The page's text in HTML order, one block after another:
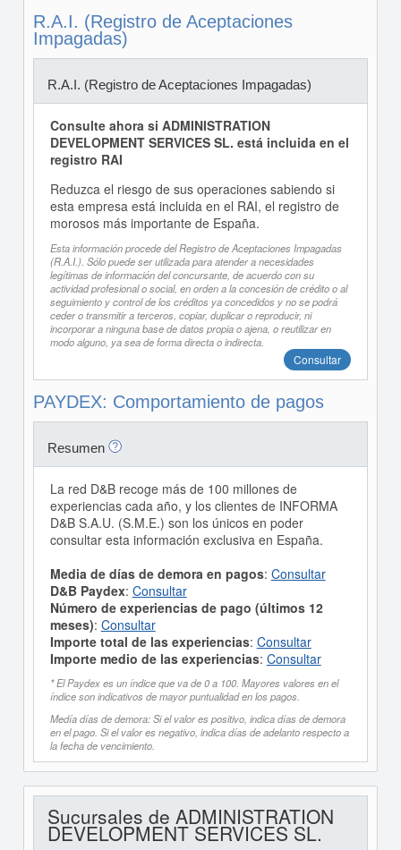
R.A.I. (Registro de Aceptaciones
Impagadas)
R.A.I. (Registro de Aceptaciones Impagadas)
Consulte ahora si ADMINISTRATION
DEVELOPMENT SERVICES SL. está incluida en el
registro RAI
Reduzca el riesgo de sus operaciones sabiendo si
esta empresa está incluida en el RAI, el registro de
morosos más importante de España.
Esta información procede del Registro de Aceptaciones Impagadas
(R.A.I.). Sólo puede ser utilizada para atender a necesidades
legítimas de información del concursante, de acuerdo con su
actividad profesional o social, en orden a la concesión de crédito o al
seguimiento y control de los créditos ya concedidos y no se podrá
ceder o transmitir a terceros, copiar, duplicar o reproducir, ni
incorporar a ninguna base de datos propia o ajena, o reutilizar en
modo alguno, ya sea de forma directa o indirecta.
Consultar
PAYDEX: Comportamiento de pagos
Resumen
La red D&B recoge más de 100 millones de
experiencias cada año, y los clientes de INFORMA
D&B S.A.U. (S.M.E.) son los únicos en poder
consultar esta información exclusiva en España.
Media de días de demora en pagos: Consultar
D&B Paydex: Consultar
Número de experiencias de pago (últimos 12
meses): Consultar
Importe total de las experiencias: Consultar
Importe medio de las experiencias: Consultar
* El Paydex es un índice que va de 0 a 100. Mayores valores en el
índice son indicativos de mayor puntualidad en los pagos.
Medía días de demora: Si el valor es positivo, indica días de demora
en el pago. Si el valor es negativo, indica días de adelanto respecto a
la fecha de vencimiento.
Sucursales de ADMINISTRATION
DEVELOPMENT SERVICES SL.